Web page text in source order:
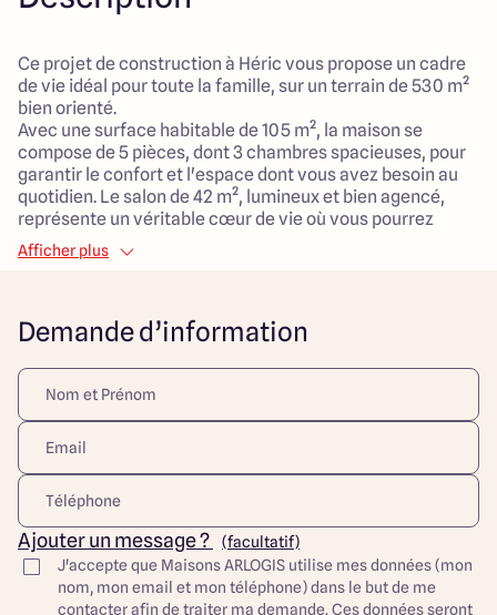
Ce projet de construction à Héric vous propose un cadre
de vie idéal pour toute la famille, sur un terrain de 530 m²
bien orienté.
Avec une surface habitable de 105 m², la maison se
compose de 5 pièces, dont 3 chambres spacieuses, pour
garantir le confort et l'espace dont vous avez besoin au
quotidien. Le salon de 42 m², lumineux et bien agencé,
représente un véritable cœur de vie où vous pourrez
partager des moments inoubliables.
environnement adapté aux enfants et facilitant la vie de
Ce projet combine un style de construction traditionnel
avec des prestations modernes, le tout dans une
localisation privilégiée à la fois tranquille et accessible.
Ne manquez pas cette occasion de créer la maison de vos
rêves dans un cadre agréable et convivial.
Découvrez toutes nos offres et réalisations ARLOGIS sur
notre site Internet. Visuel d'illustration. Le modèle est
totalement adaptable à vos envies et besoins et
personnalisable grâce à de nombreuses options de
Afficher plus
Demande d’information
Ajouter un message ?
(facultatif)
J'accepte que Maisons ARLOGIS utilise mes données (mon
nom, mon email et mon téléphone) dans le but de me
contacter afin de traiter ma demande. Ces données seront